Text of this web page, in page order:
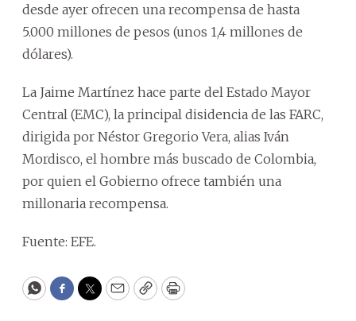
desde ayer ofrecen una recompensa de hasta
5.000 millones de pesos (unos 1,4 millones de
dólares).
La Jaime Martínez hace parte del Estado Mayor
Central (EMC), la principal disidencia de las FARC,
dirigida por Néstor Gregorio Vera, alias Iván
Mordisco, el hombre más buscado de Colombia,
por quien el Gobierno ofrece también una
millonaria recompensa.
Fuente: EFE.
WhatsApp
Facebook
Twitter
EmailCopyPrint